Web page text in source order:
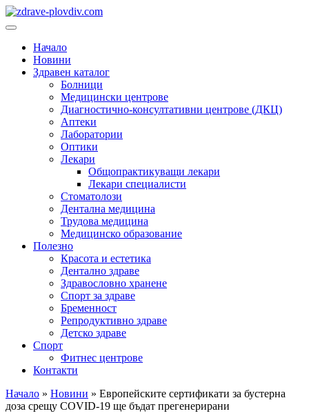
Преминете
към
Основно
Начало
Новини
Здравен каталог
Болници
Медицински центрове
Диагностично-консултативни центрове (ДКЦ)
Аптеки
Лаборатории
Оптики
Лекари
Общопрактикуващи лекари
Лекари специалисти
Стоматолози
Дентална медицина
Трудова медицина
Медицинско образование
Полезно
Красота и естетика
Дентално здраве
Здравословно хранене
Спорт за здраве
Бременност
Репродуктивно здраве
Детско здраве
Спорт
Фитнес центрове
Контакти
Начало » Новини » Европейските сертификати за бустерна
доза срещу COVID-19 ще бъдат прегенерирани